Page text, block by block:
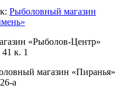
Рыболовный магазин
«Рыболов-Центр»
к. 1
магазин «Пиранья»
а